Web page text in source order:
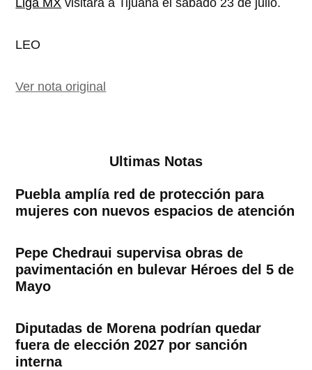
Liga MX visitará a Tijuana el sábado 23 de julio.
LEO
Ver nota original
Ultimas Notas
Puebla amplía red de protección para
mujeres con nuevos espacios de atención
Pepe Chedraui supervisa obras de
pavimentación en bulevar Héroes del 5 de
Mayo
Diputadas de Morena podrían quedar
fuera de elección 2027 por sanción
interna